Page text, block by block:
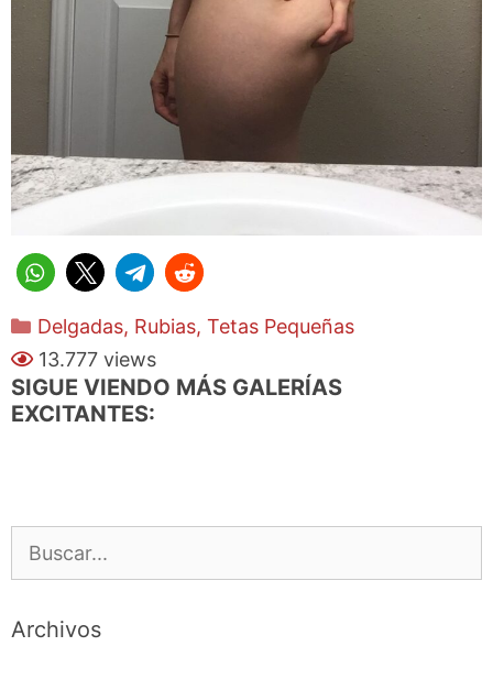
Categorías
Delgadas, Rubias, Tetas Pequeñas
13.777 views
SIGUE VIENDO MÁS GALERÍAS
EXCITANTES:
Archivos